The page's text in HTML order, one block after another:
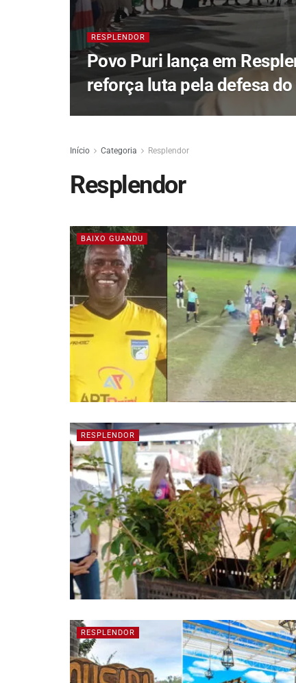
RESPLENDOR
Povo Puri lança em
reforça luta pela defesa
Início Categoria Resplendor
Resplendor
BAIXO GUANDU
RESPLENDOR
RESPLENDOR